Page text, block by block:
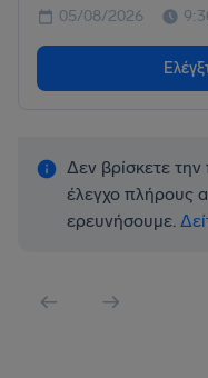
05/08/2026
Δεν βρίσκετε
έλεγχο πλήρους
ερευνήσουμε.